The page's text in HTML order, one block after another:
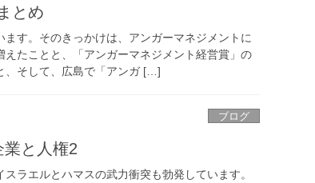
とめ
す。そのきっかけは、アンガーマネジメントに
たことと、「アンガーマネジメント経営賞」の
、そして、広島で「アンガ […]
ブログ
業と人権2
ラエルとハマスの武力衝突も勃発しています。